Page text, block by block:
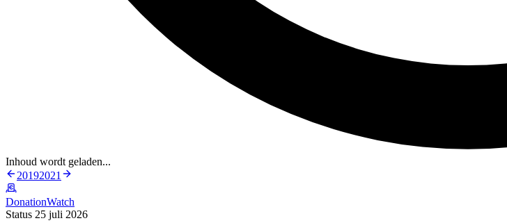
Inhoud wordt geladen...
20192021
DonationWatch
Status 25 juli 2026